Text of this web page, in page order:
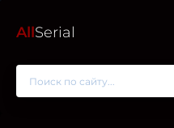
AllSerial